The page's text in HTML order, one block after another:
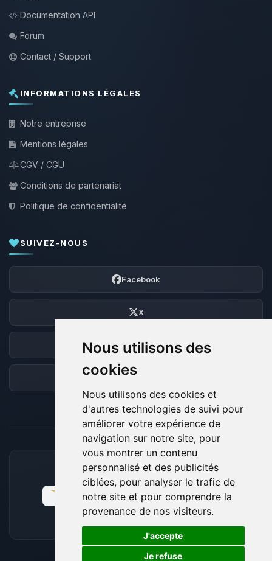
Nous utilisons des
cookies
Nous utilisons des cookies et
d'autres technologies de suivi pour
améliorer votre expérience de
navigation sur notre site, pour
vous montrer un contenu
personnalisé et des publicités
ciblées, pour analyser le trafic de
notre site et pour comprendre la
provenance de nos visiteurs.
J'accepte
Je refuse
Documentation API
Forum
Contact / Support
INFORMATIONS LÉGALES
Notre entreprise
Mentions légales
CGV / CGU
Conditions de partenariat
Politique de confidentialité
SUIVEZ-NOUS
Facebook
X
Discord
Forum
MOYENS DE PAIEMENT ACCEPTÉS
🍪